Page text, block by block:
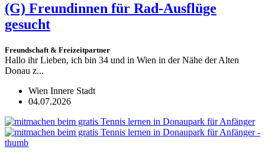
(G) Freundinnen für Rad-Ausflüge
gesucht
Freundschaft & Freizeitpartner
Hallo ihr Lieben, ich bin 34 und in Wien in der Nähe der Alten
Donau z...
Wien Innere Stadt
04.07.2026